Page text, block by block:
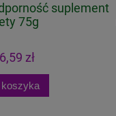
suplement
75g
zł